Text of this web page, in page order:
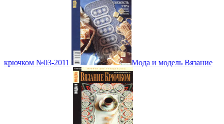
крючком №03-2011 Мода и модель Вязание